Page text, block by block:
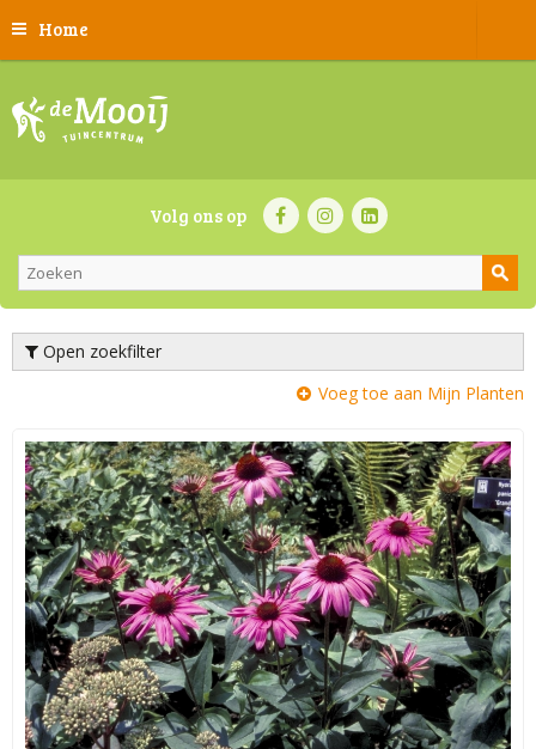
Home
Volg ons op
Open zoekfilter
Voeg toe aan Mijn Planten